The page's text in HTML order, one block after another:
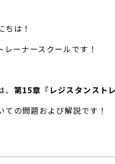
ちは！
レーナースクールです！
第15章 『レジスタンスト
ての問題および解説です！